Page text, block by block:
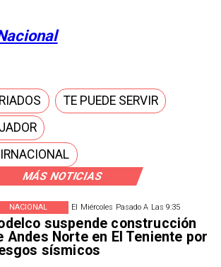
MÁS NOTICIAS
El Miércoles Pasado A Las 9:35
suspende construcción
Andes Norte en El Teniente por
sísmicos
NACIONAL
TE PUEDE SERVIR